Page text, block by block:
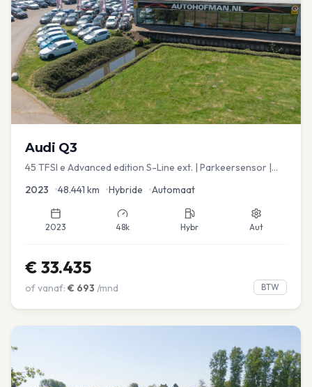
Audi Q3
45 TFSI e Advanced edition S-Line ext. | Parkeersensor |
2023 •48.441 km •Hybride •Automaat
2023 48k Hybr Aut
€ 33.435
of vanaf: € 693 /mnd BTW